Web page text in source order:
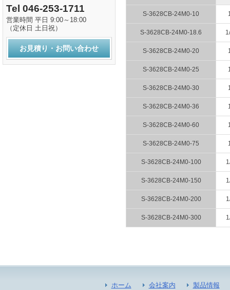
S-3628CB-24M0-10
S-3628CB-24M0-18.6
S-3628CB-24M0-20
S-3628CB-24M0-25
S-3628CB-24M0-30
S-3628CB-24M0-36
S-3628CB-24M0-60
S-3628CB-24M0-75
S-3628CB-24M0-100
S-3628CB-24M0-150
S-3628CB-24M0-200
S-3628CB-24M0-300
Tel 046-253-1711
営業時間 平日 9:00～18:00
（定休日 土日祝）
お見積り・お問い合わせ
ホーム 会社案内 製品情報